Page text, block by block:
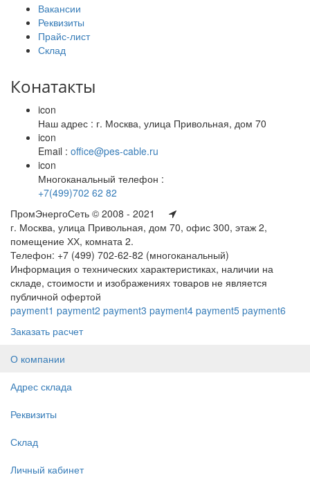
Вакансии
Реквизиты
Прайс-лист
Склад
Конатакты
icon
Наш адрес : г. Москва, улица Привольная, дом 70
icon
Email : office@pes-cable.ru
icon
Многоканальный телефон :
+7(499)702 62 82
ПромЭнергоСеть © 2008 - 2021
г. Москва, улица Привольная, дом 70, офис 300, этаж 2,
помещение ХХ, комната 2.
Телефон: +7 (499) 702-62-82 (многоканальный)
Информация о технических характеристиках, наличии на
складе, стоимости и изображениях товаров не является
публичной офертой
payment1 payment2 payment3 payment4 payment5 payment6
Заказать расчет
О компании
Адрес склада
Реквизиты
Склад
Личный кабинет